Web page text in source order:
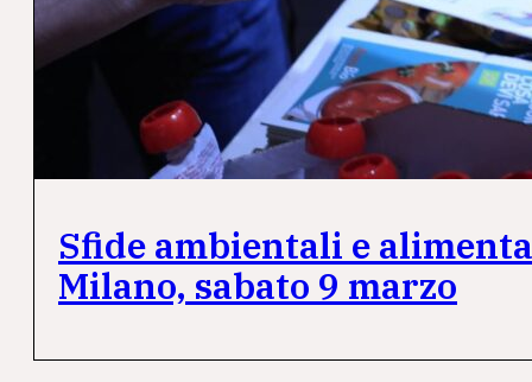
Sfide ambientali e
Milano, sabato 9 marzo